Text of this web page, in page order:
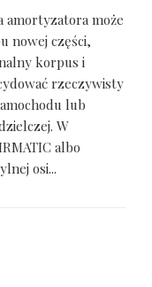
amortyzatora może
nowej części,
korpus i
rzeczywisty
lub
W
albo
osi...